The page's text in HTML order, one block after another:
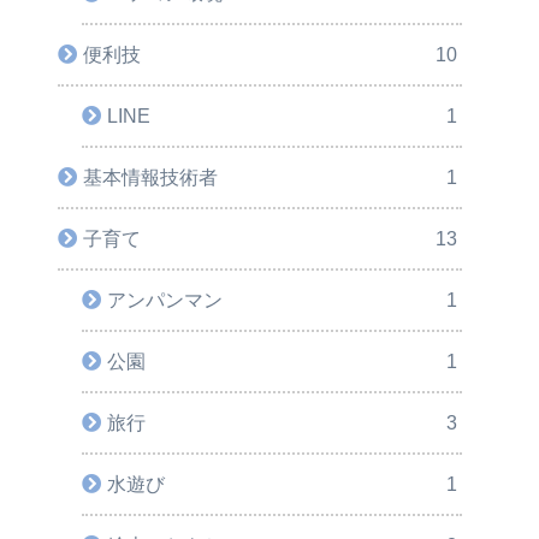
便利技 10
LINE 1
基本情報技術者 1
子育て 13
アンパンマン 1
公園 1
旅行 3
水遊び 1